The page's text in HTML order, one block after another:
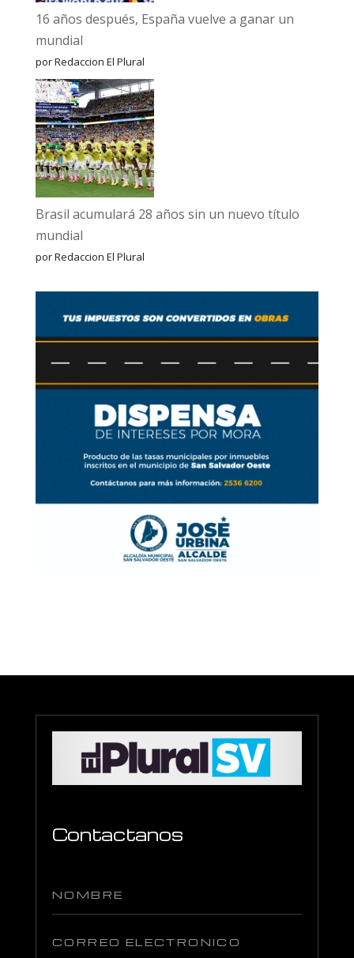
16 años después, España vuelve a ganar un
mundial
por Redaccion El Plural
Brasil acumulará 28 años sin un nuevo título
mundial
por Redaccion El Plural
Contactanos